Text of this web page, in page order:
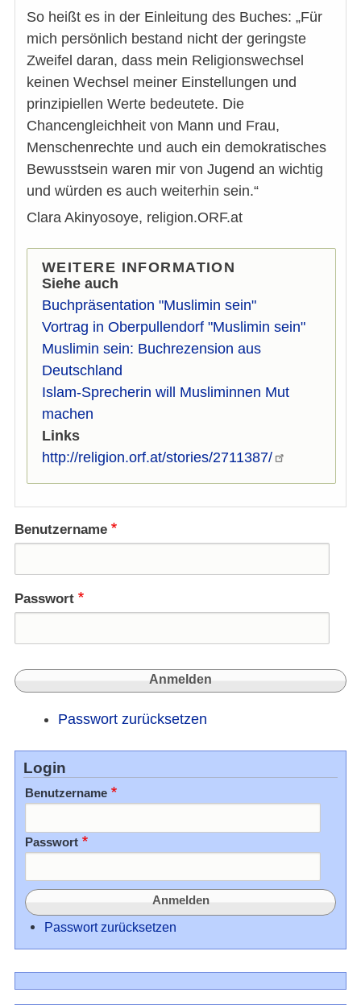
So heißt es in der Einleitung des Buches: „Für
mich persönlich bestand nicht der geringste
Zweifel daran, dass mein Religionswechsel
keinen Wechsel meiner Einstellungen und
prinzipiellen Werte bedeutete. Die
Chancengleichheit von Mann und Frau,
Menschenrechte und auch ein demokratisches
Bewusstsein waren mir von Jugend an wichtig
und würden es auch weiterhin sein.“
Clara Akinyosoye, religion.ORF.at
WEITERE INFORMATION
Siehe auch
Buchpräsentation "Muslimin sein"
Vortrag in Oberpullendorf "Muslimin sein"
Muslimin sein: Buchrezension aus
Deutschland
Islam-Sprecherin will Musliminnen Mut
machen
Links
http://religion.orf.at/stories/2711387/
Benutzername
Passwort
Passwort zurücksetzen
Login
Benutzername
Passwort
Passwort zurücksetzen